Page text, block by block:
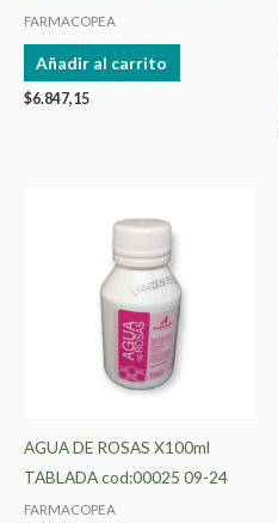
FARMACOPEA
Añadir al carrito
$6.847,15
AGUA DE ROSAS X100ml
TABLADA cod:00025 09-24
FARMACOPEA